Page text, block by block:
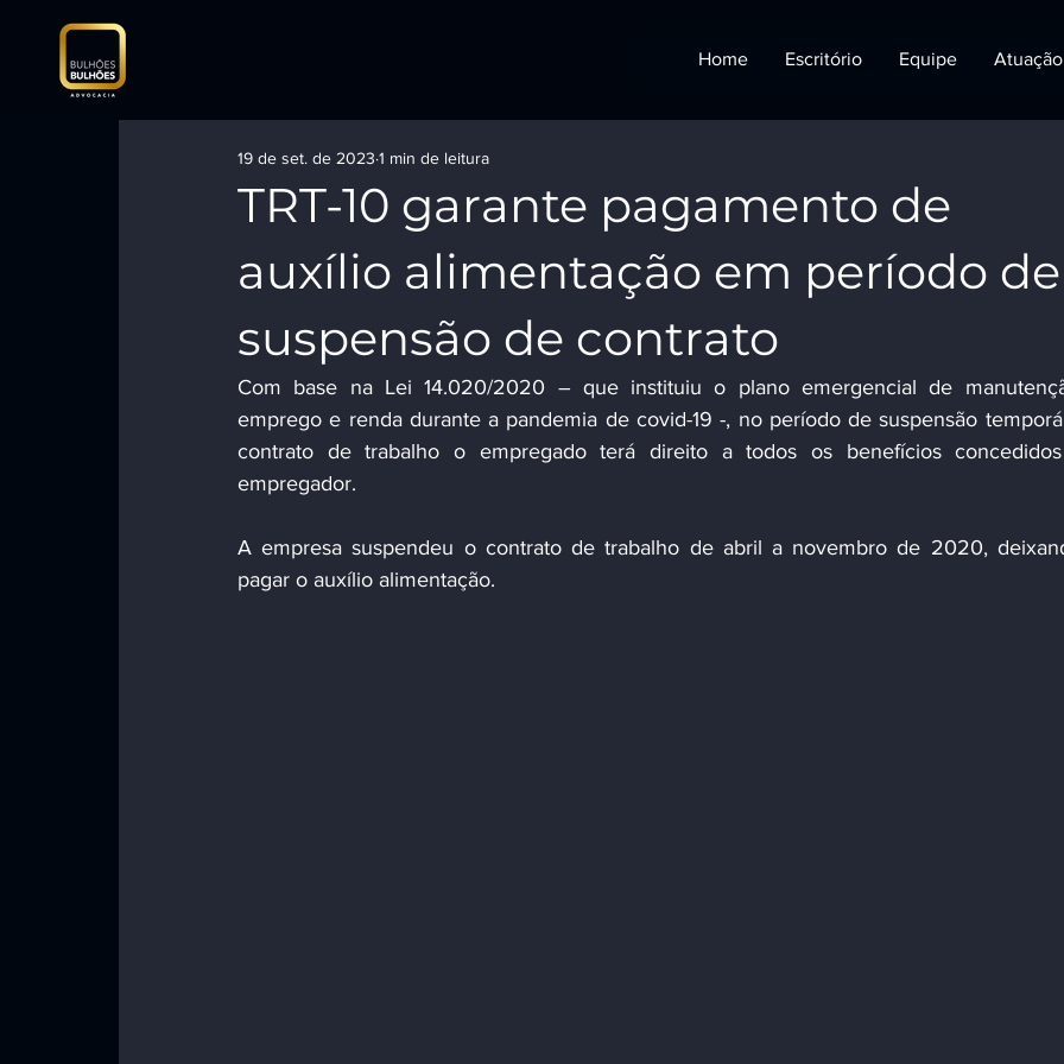
Home Escritório Equipe Atuação
TRT-10 garante pagamento de
auxílio alimentação em período de
suspensão de contrato
19 de set. de 2023 1 min de leitura
Com base na Lei 14.020/2020 – que instituiu o plano emergencial de
emprego e renda durante a pandemia de covid-19 -, no período de suspensão
contrato de trabalho o empregado terá direito a todos os benefícios
empregador.
A empresa suspendeu o contrato de trabalho de abril a novembro de 2020,
pagar o auxílio alimentação.